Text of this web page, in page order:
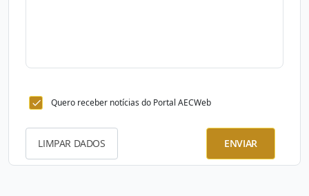
Quero receber notícias do Portal AECWeb
LIMPAR DADOS ENVIAR